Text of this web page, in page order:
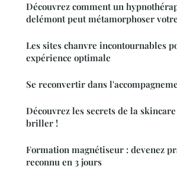
Découvrez comment un
delémont peut métamorphoser
Les sites chanvre incontournables
expérience optimale
Se reconvertir dans
Découvrez les secrets de la
briller !
Formation magnétiseur : devenez
reconnu en 3 jours